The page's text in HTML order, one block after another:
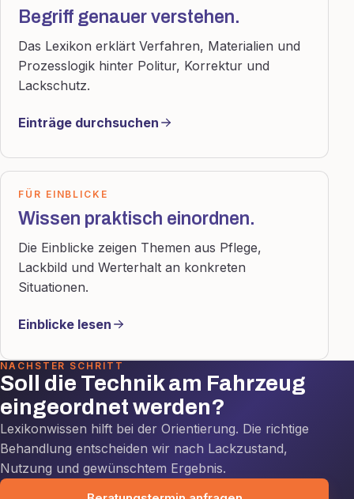
Begriff genauer verstehen.
Das Lexikon erklärt Verfahren, Materialien und
Prozesslogik hinter Politur, Korrektur und
Lackschutz.
Einträge durchsuchen
FÜR EINBLICKE
Wissen praktisch einordnen.
Die Einblicke zeigen Themen aus Pflege,
Lackbild und Werterhalt an konkreten
Situationen.
Einblicke lesen
NÄCHSTER SCHRITT
Soll die Technik am Fahrzeug
eingeordnet werden?
Lexikonwissen hilft bei der Orientierung. Die richtige
Behandlung entscheiden wir nach Lackzustand,
Nutzung und gewünschtem Ergebnis.